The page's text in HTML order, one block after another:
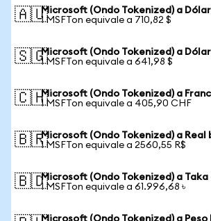
🇦🇺Microsoft (Ondo Tokenized) a
1 MSFTon equivale a 710,82 $
🇸🇬Microsoft (Ondo Tokenized) a
1 MSFTon equivale a 641,98 $
🇨🇭Microsoft (Ondo Tokenized) a
1 MSFTon equivale a 405,90 CHF
🇧🇷Microsoft (Ondo Tokenized) a Real
1 MSFTon equivale a 2560,55 R$
🇧🇩Microsoft (Ondo Tokenized) a Taka
1 MSFTon equivale a 61.996,68 ৳
Microsoft (Ondo Tokenized) a Peso